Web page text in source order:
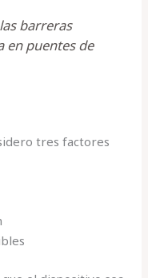
barreras
en puentes de
tres factores